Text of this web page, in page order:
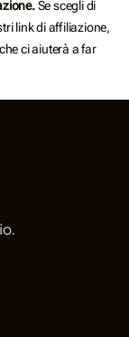
Se scegli di
link di affiliazione,
ci aiuterà a far